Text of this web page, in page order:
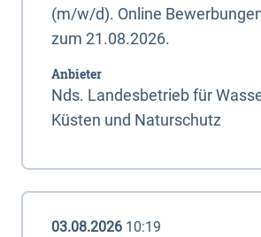
(m/w/d). Online
zum 21.08.2026.
Anbieter
Nds. Landesbetrieb für
Küsten und Naturschutz
03.08.2026 10:19